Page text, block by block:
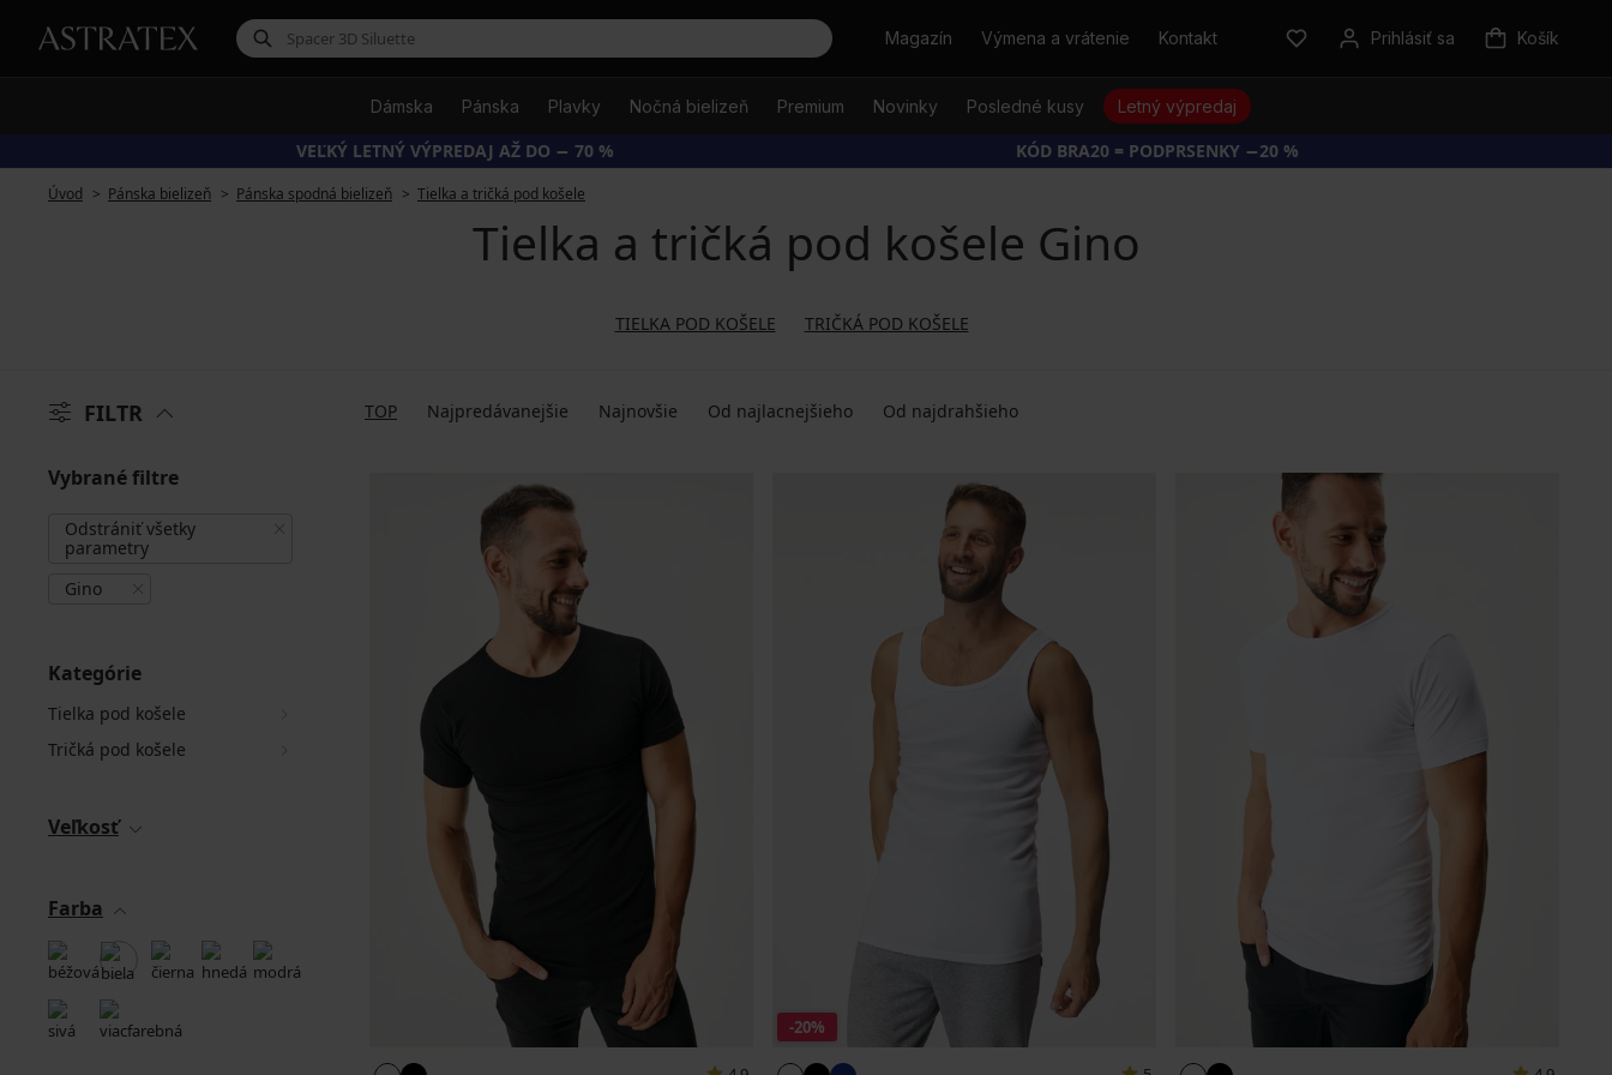
HľadaťMagazín Výmena a vrátenie Kontakt Prihlásiť sa Košík
Dámska Pánska Plavky Nočná bielizeň Premium Novinky Posledné kusy Letný výpredaj
VEĽKÝ LETNÝ VÝPREDAJ AŽ DO − 70 % KÓD BRA20 = PODPRSENKY −20 %
Úvod Pánska bielizeň Pánska spodná bielizeň Tielka a tričká pod košele
Tielka a tričká pod košele Gino
TIELKA POD KOŠELE TRIČKÁ POD KOŠELE
FILTR TOP Najpredávanejšie Najnovšie Od najlacnejšieho Od najdrahšieho
Vybrané filtre
Odstrániť všetky
parametry
Gino
Kategórie
Tielka pod košele
Tričká pod košele
Veľkosť
Farba
-20%